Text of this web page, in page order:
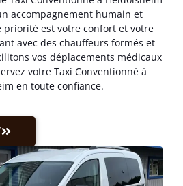
accompagnement humain et
priorité est votre confort et votre
avec des chauffeurs formés et
vos déplacements médicaux
votre Taxi Conventionné à
en toute confiance.